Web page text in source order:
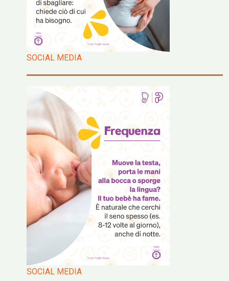
SOCIAL MEDIA
SOCIAL MEDIA